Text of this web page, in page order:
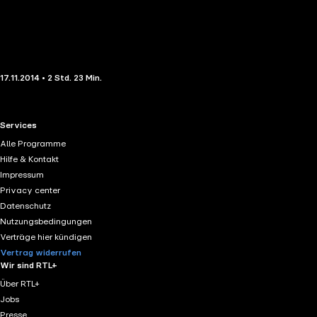
17.11.2014 • 2 Std. 23 Min.
RTL+ useful links.
Services
Alle Programme
Hilfe & Kontakt
Impressum
Privacy center
Datenschutz
Nutzungsbedingungen
Verträge hier kündigen
Vertrag widerrufen
Wir sind RTL+
Über RTL+
Jobs
Presse